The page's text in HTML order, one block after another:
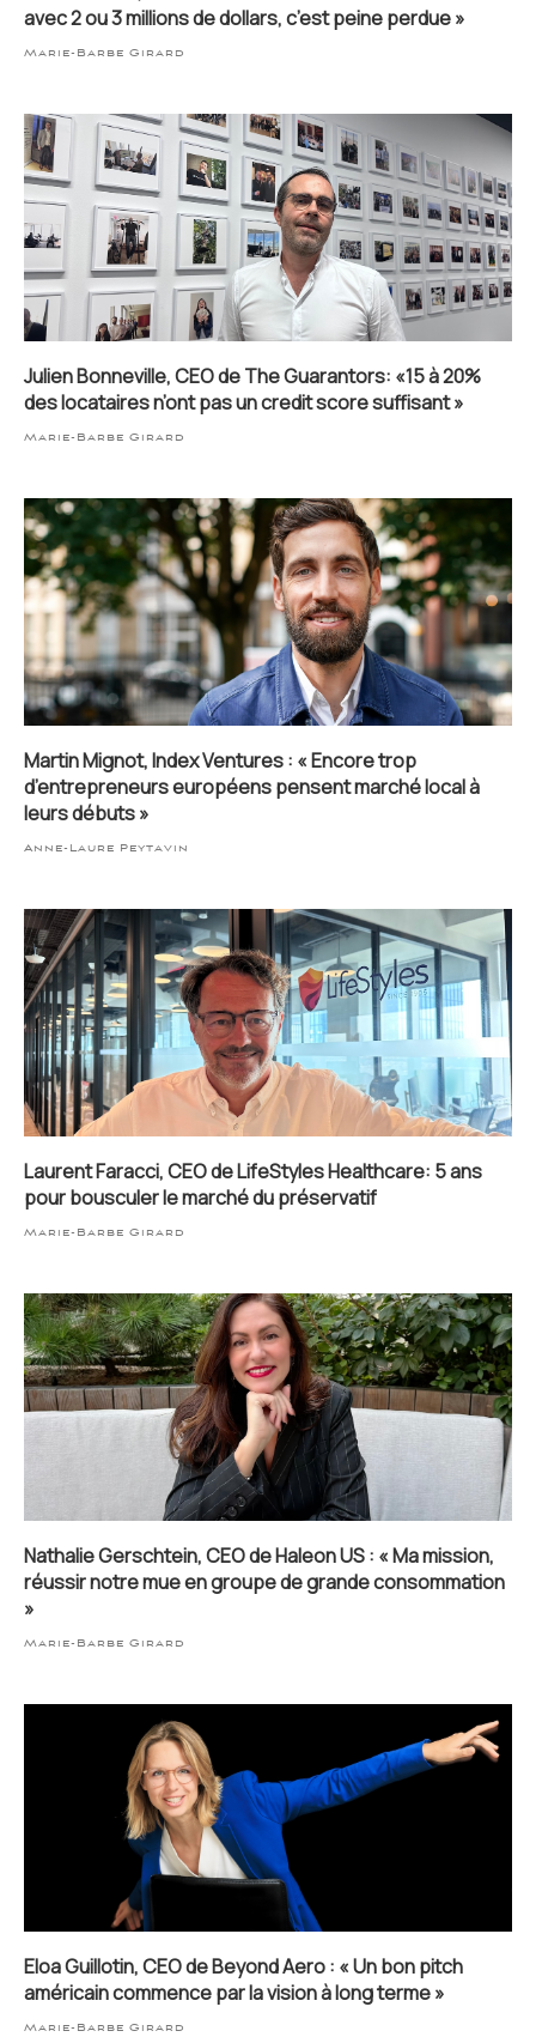
avec 2 ou 3 millions de dollars, c’est peine perdue »
Marie-Barbe Girard
Julien Bonneville, CEO de The Guarantors: «15 à 20%
des locataires n’ont pas un credit score suffisant »
Marie-Barbe Girard
Martin Mignot, Index Ventures : « Encore trop
d’entrepreneurs européens pensent marché local à
leurs débuts »
Anne-Laure Peytavin
Laurent Faracci, CEO de LifeStyles Healthcare: 5 ans
pour bousculer le marché du préservatif
Marie-Barbe Girard
Nathalie Gerschtein, CEO de Haleon US : « Ma mission,
réussir notre mue en groupe de grande consommation
»
Marie-Barbe Girard
Eloa Guillotin, CEO de Beyond Aero : « Un bon pitch
américain commence par la vision à long terme »
Marie-Barbe Girard